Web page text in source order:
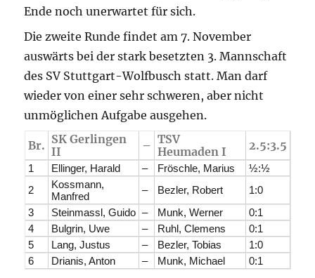
Ende noch unerwartet für sich.
Die zweite Runde findet am 7. November
auswärts bei der stark besetzten 3. Mannschaft
des SV Stuttgart-Wolfbusch statt. Man darf
wieder von einer sehr schweren, aber nicht
unmöglichen Aufgabe ausgehen.
Br. SK Gerlingen
II
– TSV
Heumaden I
2.5:3.5
1 Ellinger, Harald – Fröschle, Marius
½:½
2
Kossmann,
Manfred
– Bezler, Robert
1:0
3
Steinmassl, Guido – Munk, Werner
0:1
4
Bulgrin, Uwe – Ruhl, Clemens
0:1
5
Lang, Justus – Bezler, Tobias
1:0
6
Drianis, Anton – Munk, Michael 0:1